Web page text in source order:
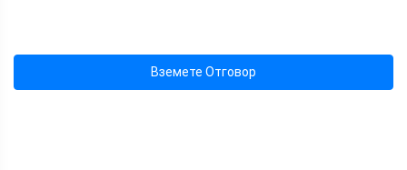
Вземете Отговор